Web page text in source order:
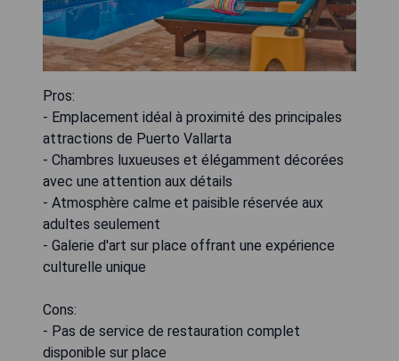
Pros:
- Emplacement idéal à proximité des principales
attractions de Puerto Vallarta
- Chambres luxueuses et élégamment décorées
avec une attention aux détails
- Atmosphère calme et paisible réservée aux
adultes seulement
- Galerie d'art sur place offrant une expérience
culturelle unique
Cons:
- Pas de service de restauration complet
disponible sur place